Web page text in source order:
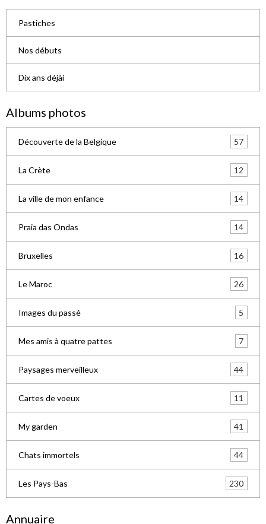
Pastiches
Nos débuts
Dix ans déjài
Albums photos
Découverte de la Belgique 57
La Crète 12
La ville de mon enfance 14
Praia das Ondas 14
Bruxelles 16
Le Maroc 26
Images du passé 5
Mes amis à quatre pattes 7
Paysages merveilleux 44
Cartes de voeux 11
My garden 41
Chats immortels 44
Les Pays-Bas 230
Annuaire